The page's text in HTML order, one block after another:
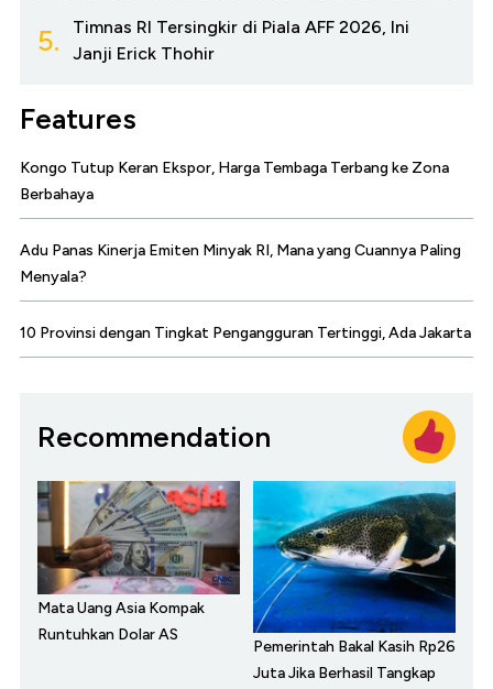
5.
Timnas RI Tersingkir di Piala AFF 2026, Ini
Janji Erick Thohir
Features
Kongo Tutup Keran Ekspor, Harga Tembaga Terbang ke Zona
Berbahaya
Adu Panas Kinerja Emiten Minyak RI, Mana yang Cuannya Paling
Menyala?
10 Provinsi dengan Tingkat Pengangguran Tertinggi, Ada Jakarta
Recommendation
Mata Uang Asia Kompak
Runtuhkan Dolar AS
Pemerintah Bakal Kasih Rp26
Juta Jika Berhasil Tangkap